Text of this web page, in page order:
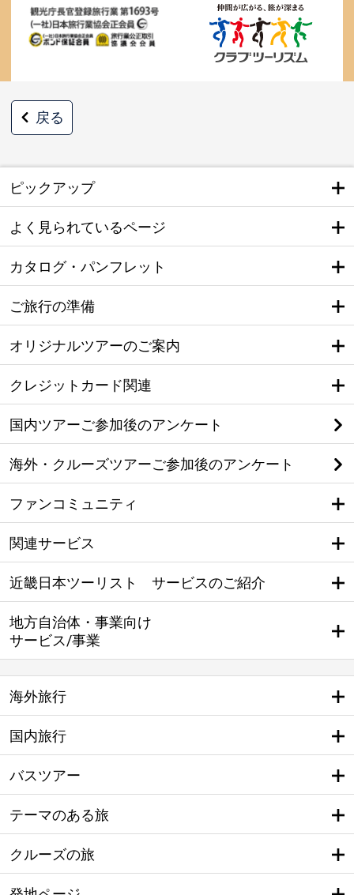
戻る
ピックアップ
よく見られているページ
カタログ・パンフレット
ご旅行の準備
オリジナルツアーのご案内
クレジットカード関連
国内ツアーご参加後のアンケート
海外・クルーズツアーご参加後のアンケート
ファンコミュニティ
関連サービス
近畿日本ツーリスト サービスのご紹介
地方自治体・事業向け
サービス/事業
海外旅行
国内旅行
バスツアー
テーマのある旅
クルーズの旅